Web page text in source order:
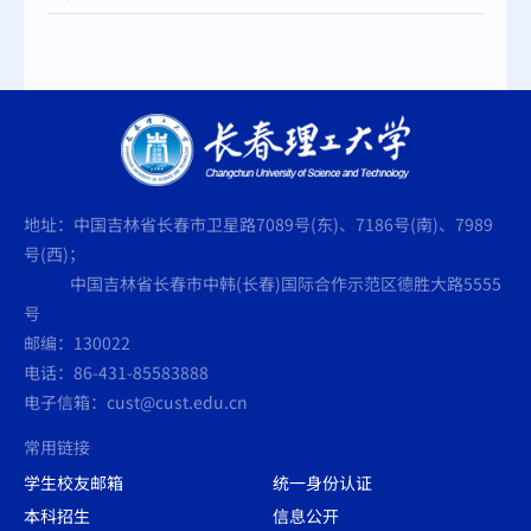
地址：中国吉林省长春市卫星路7089号(东)、7186号(南)、7989
号(西)；
中国吉林省长春市中韩(长春)国际合作示范区德胜大路5555
号
邮编：130022
电话：86-431-85583888
电子信箱：cust@cust.edu.cn
常用链接
学生校友邮箱
统一身份认证
本科招生
信息公开